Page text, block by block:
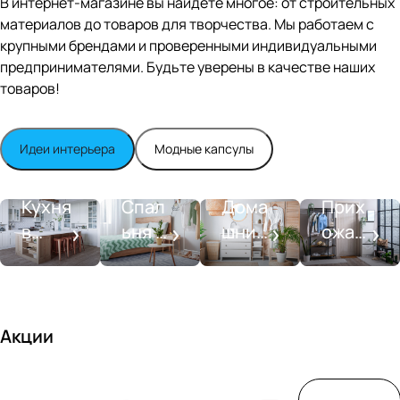
n
White
satin
материалов до товаров для творчества. Мы работаем с
крупными брендами и проверенными индивидуальными
предпринимателями. Будьте уверены в качестве наших
товаров!
Идеи интерьера Модные капсулы
Кухня
в
стиле
Спал
ьня в
совре
Дома
шний
SPA-
Прих
ожая
со
Акции